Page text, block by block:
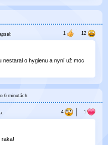
nestaral o hygienu a nyní už moc
6 minutách.
raka!